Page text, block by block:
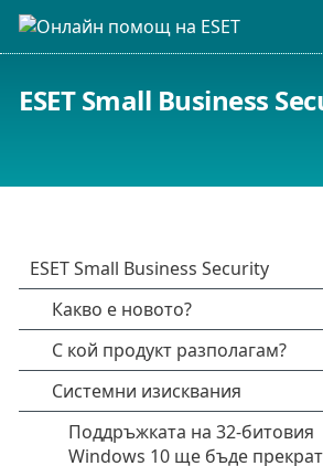
ESET Small Business